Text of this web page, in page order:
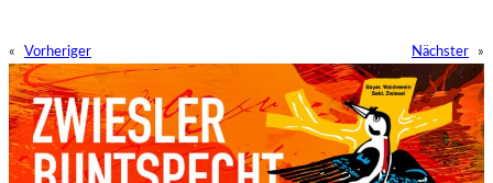
« Vorheriger Nächster »